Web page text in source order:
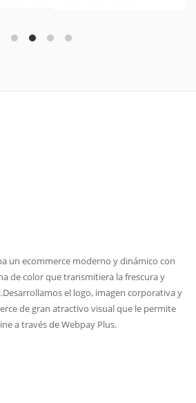
un ecommerce moderno y dinámico con
de color que transmitiera la frescura y
el logo, imagen corporativa y
de gran atractivo visual que le permite
a través de Webpay Plus.